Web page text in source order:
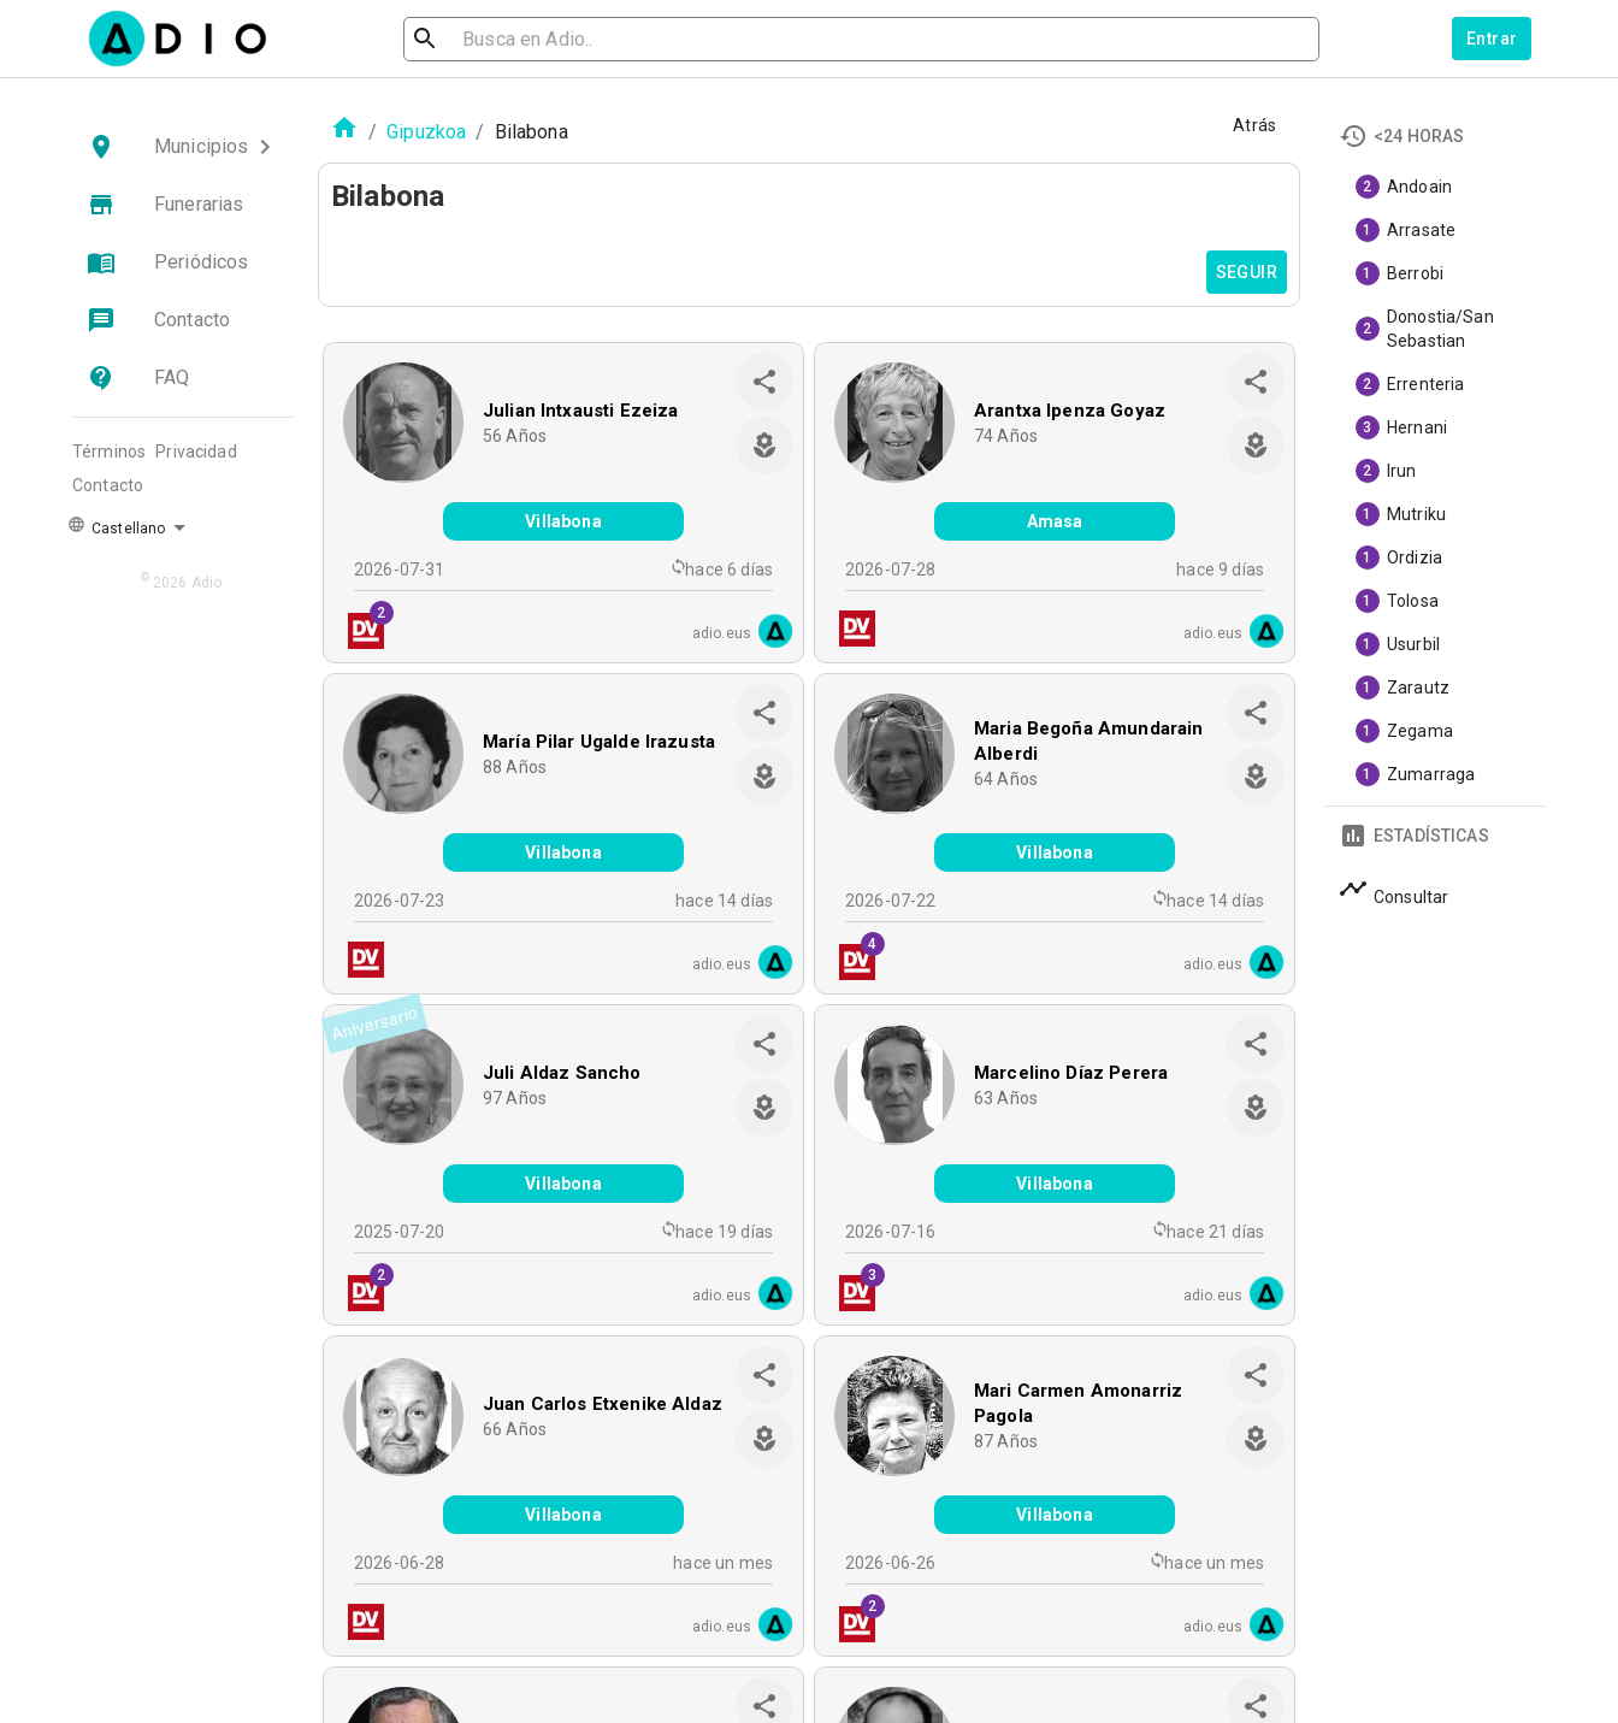
Entrar
Municipios
Funerarias
Periódicos
Contacto
FAQ
Términos
Privacidad
Contacto
Castellano
© 2026 Adio.
/ Gipuzkoa / Bilabona Atrás
Bilabona
SEGUIR
Julian Intxausti Ezeiza
56 Años
Villabona
2026-07-31 hace 6 días
2
adio.eus
Arantxa Ipenza Goyaz
74 Años
Amasa
2026-07-28 hace 9 días
adio.eus
María Pilar Ugalde Irazusta
88 Años
Villabona
2026-07-23 hace 14 días
adio.eus
Maria Begoña Amundarain
Alberdi
64 Años
Villabona
2026-07-22 hace 14 días
4
adio.eus
Aniversario
Juli Aldaz Sancho
97 Años
Villabona
2025-07-20 hace 19 días
2
adio.eus
Marcelino Díaz Perera
63 Años
Villabona
2026-07-16 hace 21 días
3
adio.eus
Juan Carlos Etxenike Aldaz
66 Años
Villabona
2026-06-28 hace un mes
adio.eus
Mari Carmen Amonarriz
Pagola
87 Años
Villabona
2026-06-26 hace un mes
2
adio.eus
<24 HORAS
2 Andoain
1 Arrasate
1 Berrobi
2
Donostia/San
Sebastian
2 Errenteria
3 Hernani
2 Irun
1 Mutriku
1 Ordizia
1 Tolosa
1 Usurbil
1 Zarautz
1 Zegama
1 Zumarraga
ESTADÍSTICAS
Consultar